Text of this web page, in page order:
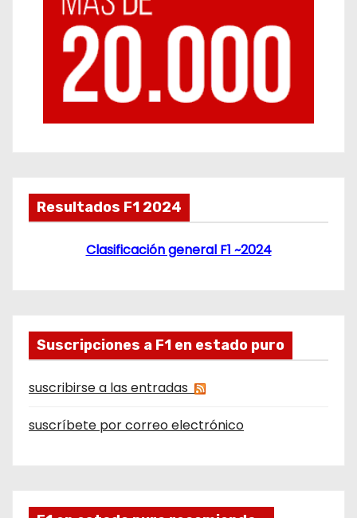
Resultados F1 2024
Clasificación general F1 ~2024
Suscripciones a F1 en estado puro
suscribirse a las entradas
suscríbete por correo electrónico